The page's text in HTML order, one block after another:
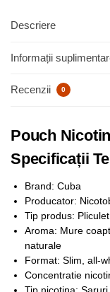
Descriere
Informații
Recenzii 0
Pouch
Specificații
Brand: Cuba
Producator:
Tip produs:
Aroma: Mure
naturale
Format: Slim, all-
Concentratie